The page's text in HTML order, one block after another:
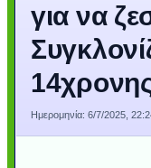
για να
Ημερομηνία: 6/7/2025,